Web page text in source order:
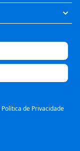
Política de Privacidade